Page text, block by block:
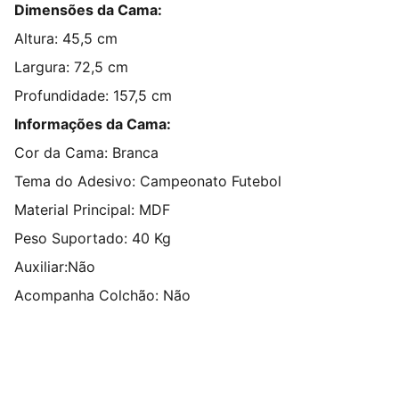
Dimensões da Cama:
Altura: 45,5 cm
Largura: 72,5 cm
Profundidade: 157,5 cm
Informações da Cama:
Cor da Cama: Branca
Tema do Adesivo: Campeonato Futebol
Material Principal: MDF
Peso Suportado: 40 Kg
Auxiliar:Não
Acompanha Colchão: Não